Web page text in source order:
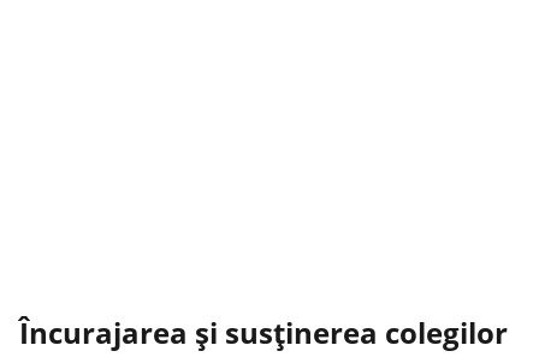
Încurajarea și susținerea colegilor